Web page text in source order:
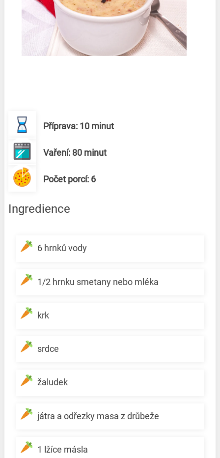
Příprava: 10 minut
Vaření: 80 minut
Počet porcí: 6
Ingredience
6 hrnků vody
1/2 hrnku smetany nebo mléka
krk
srdce
žaludek
játra a odřezky masa z drůbeže
1 lžíce másla